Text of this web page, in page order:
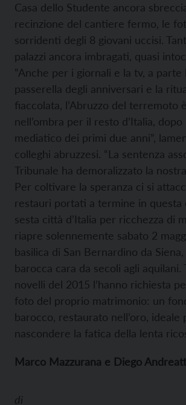
Casa dello Studente ancora
recinzione del cantiere fermo, le
sorridenti degli 8 giovani uccisi.
palazzi ancora imbragati, quasi
“Anche per i giornali e la tv, a parte
passerella degli anniversari e la
fiaccolata, l’Abruzzo del terremoto
nell’ombra per il resto d’Italia, dopo
mediatico dei primi due anni”,
colleghi abruzzesi. “La sentenza
Tribunale ha demoralizzato la
Per coltivare la speranza ci si
restauri portati a termine in questa
sesta città d’Italia per ricchezza di
riapre solennemente sabato 2
basilica di San Bernardino da
barocca cara da secoli agli aquilani.
novelli del 2015 l’hanno richiesta
foto del proprio matrimonio: un
barocco, restaurato nell’oro, ideale
nascondere la fatica della lenta
Marco Mazzurana e Diego
di